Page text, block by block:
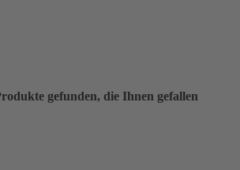
gefunden, die Ihnen gefallen